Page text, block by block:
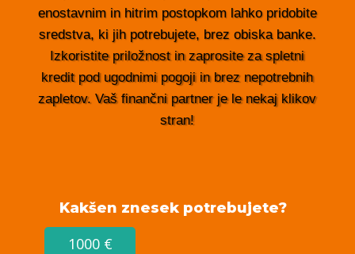
enostavnim in hitrim postopkom lahko pridobite
sredstva, ki jih potrebujete, brez obiska banke.
Izkoristite priložnost in zaprosite za spletni
kredit pod ugodnimi pogoji in brez nepotrebnih
zapletov. Vaš finančni partner je le nekaj klikov
stran!
Kakšen znesek potrebujete?
1000 €